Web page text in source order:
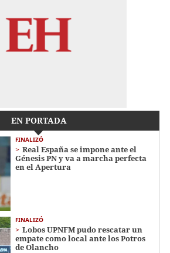
EN PORTADA
FINALIZÓ
Real España se impone ante el
Génesis PN y va a marcha perfecta
en el Apertura
FINALIZÓ
Lobos UPNFM pudo rescatar un
empate como local ante los Potros
de Olancho